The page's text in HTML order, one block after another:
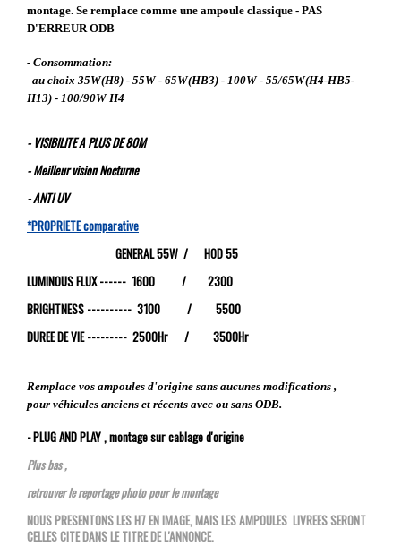
montage. Se remplace comme une ampoule classique - PAS
D'ERREUR ODB
- Consommation:
au choix 35W(H8) - 55W - 65W(HB3) - 100W - 55/65W(H4-HB5-
H13) - 100/90W H4
- VISIBILITE A PLUS DE 80M
- Meilleur vision Nocturne
- ANTI UV
*PROPRIETE comparative
GENERAL 55W / HOD 55
LUMINOUS FLUX ------ 1600 / 2300
BRIGHTNESS ---------- 3100 / 5500
DUREE DE VIE --------- 2500Hr / 3500Hr
Remplace vos ampoules d'origine sans aucunes modifications ,
pour véhicules anciens et récents avec ou sans ODB.
- PLUG AND PLAY , montage sur cablage d'origine
Plus bas ,
retrouver le reportage photo pour le montage
NOUS PRESENTONS LES H7 EN IMAGE, MAIS LES AMPOULES LIVREES SERONT
CELLES CITE DANS LE TITRE DE L'ANNONCE.